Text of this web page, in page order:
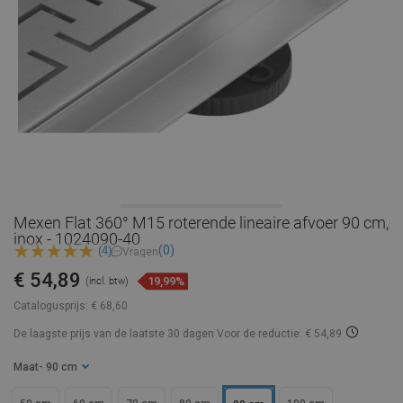
Mexen Flat 360° M15 roterende lineaire afvoer 90 cm,
inox - 1024090-40
(4) Vragen(0)
Catalogusprijs: € 68,60
€ 54,89 (incl. btw) 19,99%
De laagste prijs van de laatste 30 dagen Voor de reductie: € 54,89
Maat - 90 cm